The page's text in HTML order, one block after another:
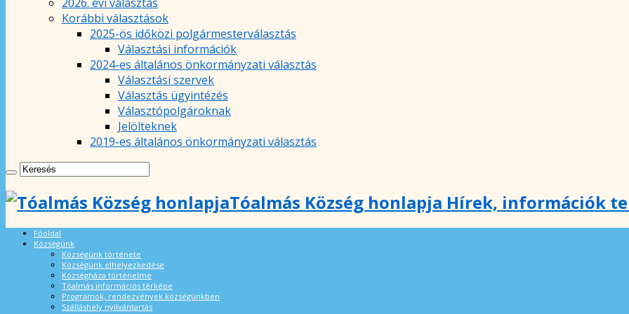
Korábbi választások
2025-ös időközi polgármesterválasztás
Választási információk
2024-es általános önkormányzati választás
Választási szervek
Választás ügyintézés
Választópolgároknak
Jelölteknek
2019-es általános önkormányzati választás
Tóalmás Község honlapja Hírek, információk
Főoldal
Községünk
Községünk története
Községünk elhelyezkedése
Községháza történelme
Tóalmás információs térképe
Programok, rendezvények községünkben
Szálláshely nyilvántartás